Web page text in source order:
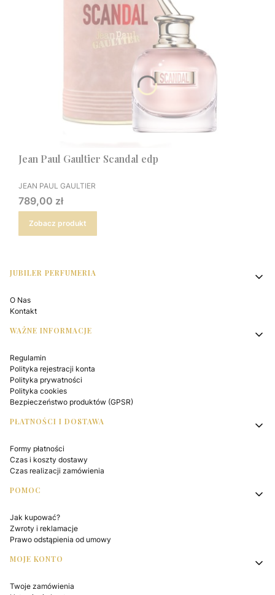
Jean Paul Gaultier Scandal edp
PRODUCENT
JEAN PAUL GAULTIER
Cena
789,00 zł
Zobacz produkt
Linki w stopce
JUBILER PERFUMERIA
O Nas
Kontakt
WAŻNE INFORMACJE
Regulamin
Polityka rejestracji konta
Polityka prywatności
Polityka cookies
Bezpieczeństwo produktów (GPSR)
PŁATNOŚCI I DOSTAWA
Formy płatności
Czas i koszty dostawy
Czas realizacji zamówienia
POMOC
Jak kupować?
Zwroty i reklamacje
Prawo odstąpienia od umowy
MOJE KONTO
Twoje zamówienia